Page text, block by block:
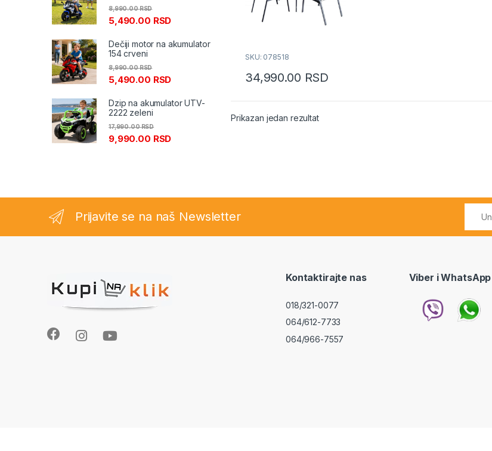
SKU: 078518
34,990.00 RSD
Prikazan jedan rezultat
5,490.00 RSD
8,990.00RSD
Dečiji motor na akumulator
154 crveni
5,490.00 RSD
8,990.00RSD
Dzip na akumulator UTV-
2222 zeleni
9,990.00 RSD
17,990.00RSD
Prijavite se na naš Newsletter
Kontaktirajte nas
018/321-0077
064/612-7733
064/966-7557
Viber i WhatsApp